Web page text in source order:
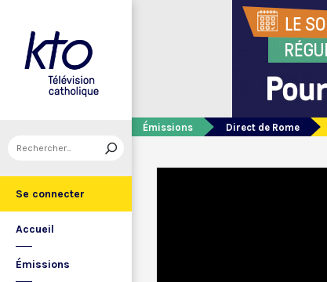
Se connecter
Accueil
Émissions
Émissions Direct de Rome